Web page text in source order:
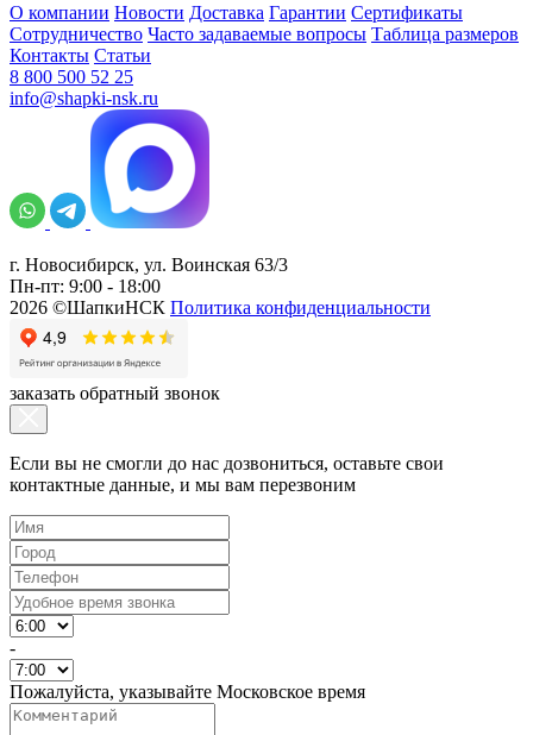
О компании Новости Доставка Гарантии Сертификаты
Сотрудничество Часто задаваемые вопросы Таблица размеров
Контакты Статьи
8 800 500 52 25
info@shapki-nsk.ru
г. Новосибирск, ул. Воинская 63/3
Пн-пт: 9:00 - 18:00
2026 ©ШапкиНСК Политика конфиденциальности
заказать обратный звонок
Если вы не смогли до нас дозвониться, оставьте свои
контактные данные, и мы вам перезвоним
-
Пожалуйста, указывайте Московское время